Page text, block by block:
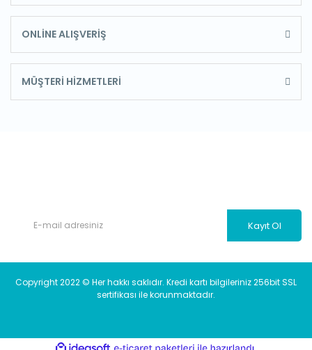
ONLİNE ALIŞVERİŞ
MÜŞTERİ HİZMETLERİ
Kayıt Ol
Copyright 2022 © Her hakkı saklıdır. Kredi kartı bilgileriniz 256bit SSL
sertifikası ile korunmaktadır.